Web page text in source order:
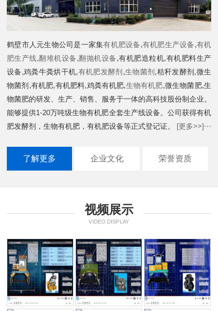
鹤壁市人元生物公司是一家集有机肥设备,有机肥生产设备,有机
肥生产线,翻堆机设备,翻抛机设备,有机肥造粒机,有机肥料生产
设备,鸡粪牛粪烘干机,有机肥发酵剂 ,生物菌剂 ,秸秆发酵剂,微生
物菌剂,有机肥,有机肥料,鸡粪有机肥,生物有机肥,微生物菌肥,生
物菌肥的研发、生产、销售、服务于一体的高科技股份制企业。
能够提供1-20万吨级生物有机肥全套生产线设备。公司获得有机
肥发酵剂，生物有机肥，有机肥设备等正式登记证。
[更多>>]···
了解更多 企业文化 荣誉资质
视频展示
VIDEO DISPLAY